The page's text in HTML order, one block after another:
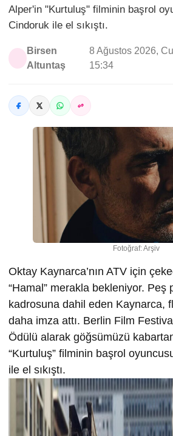
Alper'in "Kurtuluş" filminin başrol
Cindoruk ile el sıkıştı.
Birsen
Altuntaş
8 Ağustos 2026,
15:34
Fotoğraf: Arşiv
Oktay Kaynarca’nın ATV için
“Hamal” merakla bekleniyor. Peş
kadrosuna dahil eden Kaynarca,
daha imza attı. Berlin Film
Ödülü alarak göğsümüzü
“Kurtuluş” filminin başrol
ile el sıkıştı.